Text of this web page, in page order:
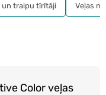
Color veļas
un traipu tīrītāji Veļas